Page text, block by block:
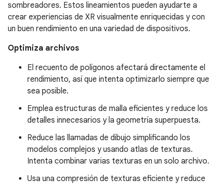
sombreadores. Estos lineamientos pueden ayudarte a
crear experiencias de XR visualmente enriquecidas y con
un buen rendimiento en una variedad de dispositivos.
Optimiza archivos
El recuento de polígonos afectará directamente el
rendimiento, así que intenta optimizarlo siempre que
sea posible.
Emplea estructuras de malla eficientes y reduce los
detalles innecesarios y la geometría superpuesta.
Reduce las llamadas de dibujo simplificando los
modelos complejos y usando atlas de texturas.
Intenta combinar varias texturas en un solo archivo.
Usa una compresión de texturas eficiente y reduce